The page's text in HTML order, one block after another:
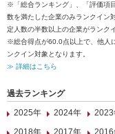
※「総合ランキング」、「評価項
数を満たした企業のみランクイン
定人数の半数以上の企業がランク
※総合得点が60.0点以上で、他人
ンクイン対象となります。
≫ 詳細はこちら
過去ランキング
2025年
2024年 2023
2018年
2017年 2016